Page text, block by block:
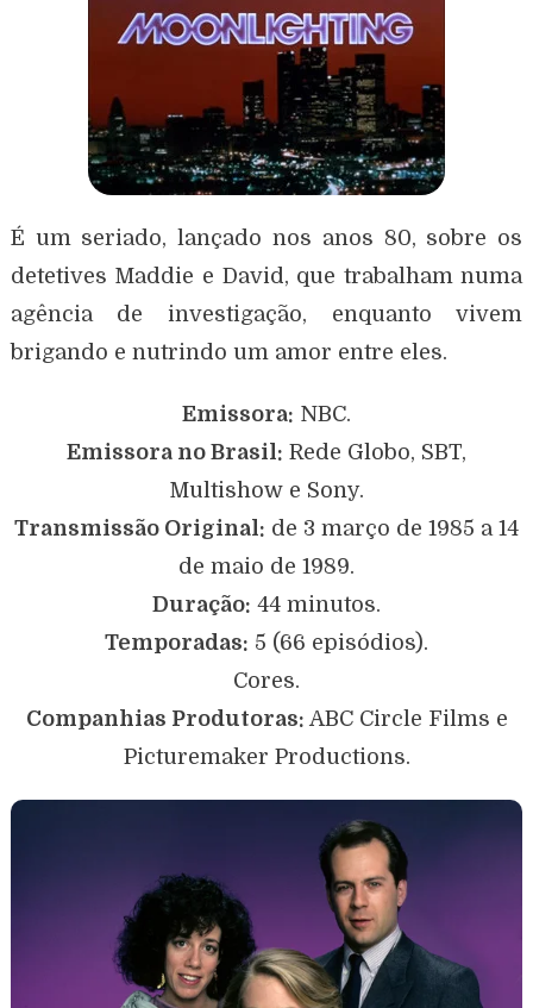
É um seriado, lançado nos anos 80, sobre os
detetives Maddie e David, que trabalham numa
agência de investigação, enquanto vivem
brigando e nutrindo um amor entre eles.
Emissora: NBC.
Emissora no Brasil: Rede Globo, SBT,
Multishow e Sony.
Transmissão Original: de 3 março de 1985 a 14
de maio de 1989.
Duração: 44 minutos.
Temporadas: 5 (66 episódios).
Cores.
Companhias Produtoras: ABC Circle Films e
Picturemaker Productions.